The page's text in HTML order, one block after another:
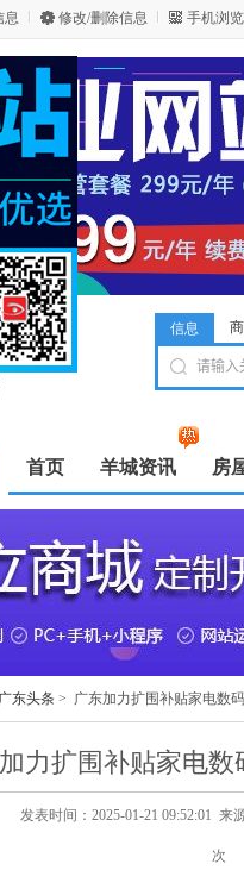
息 修改/删除信息 手机浏览
信息
首页 羊城资讯 房
广东头条 > 广东加力扩围补贴家电数
力扩围补贴家电数
发表时间：2025-01-21 09:52:01
次